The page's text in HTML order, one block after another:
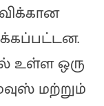
உள்ள ஒரு
மற்றும்